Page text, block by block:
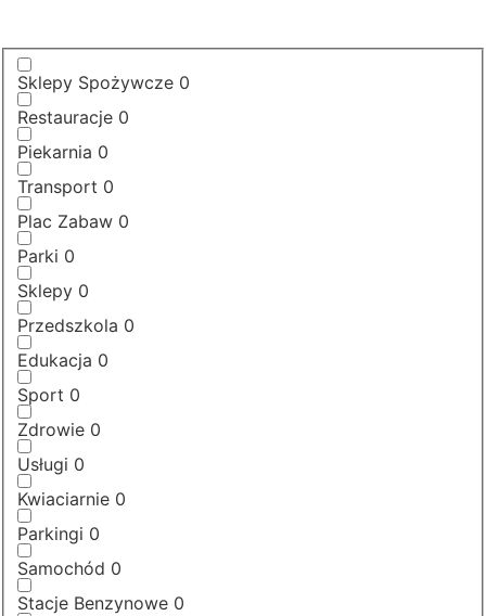
Sklepy Spożywcze 0
Restauracje 0
Piekarnia 0
Transport 0
Plac Zabaw 0
Parki 0
Sklepy 0
Przedszkola 0
Edukacja 0
Sport 0
Zdrowie 0
Usługi 0
Kwiaciarnie 0
Parkingi 0
Samochód 0
Stacje Benzynowe 0